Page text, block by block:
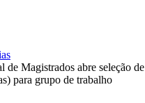
de Magistrados abre seleção de
para grupo de trabalho